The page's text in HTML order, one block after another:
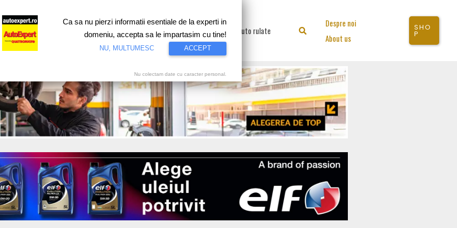
Test drive Motorsport Proiecte speciale Video Auto rulate Search
Despre noi
About us
SHO
P
Ca sa nu pierzi informatii esentiale de la experti in
domeniu, accepta sa le impartasim cu tine!
NU, MULTUMESC ACCEPT
Nu colectam date cu caracter personal.